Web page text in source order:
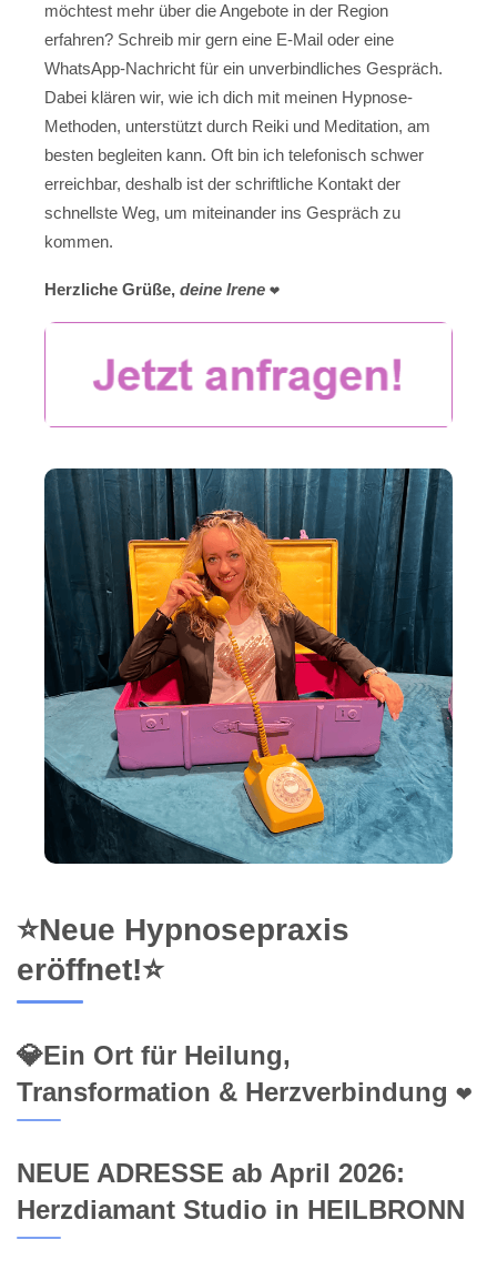
möchtest mehr über die Angebote in der Region
erfahren? Schreib mir gern eine E-Mail oder eine
WhatsApp-Nachricht für ein unverbindliches Gespräch.
Dabei klären wir, wie ich dich mit meinen Hypnose-
Methoden, unterstützt durch Reiki und Meditation, am
besten begleiten kann. Oft bin ich telefonisch schwer
erreichbar, deshalb ist der schriftliche Kontakt der
schnellste Weg, um miteinander ins Gespräch zu
kommen.
Herzliche Grüße, deine Irene ❤️
⭐Neue Hypnosepraxis
eröffnet!⭐
💎Ein Ort für Heilung,
Transformation & Herzverbindung ❤️
NEUE ADRESSE ab April 2026:
Herzdiamant Studio in HEILBRONN